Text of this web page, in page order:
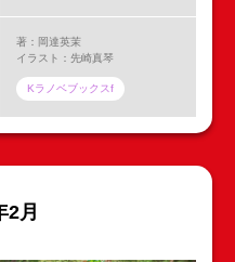
著：岡達英茉
イラスト：先崎真琴
Kラノベブックスf
2月